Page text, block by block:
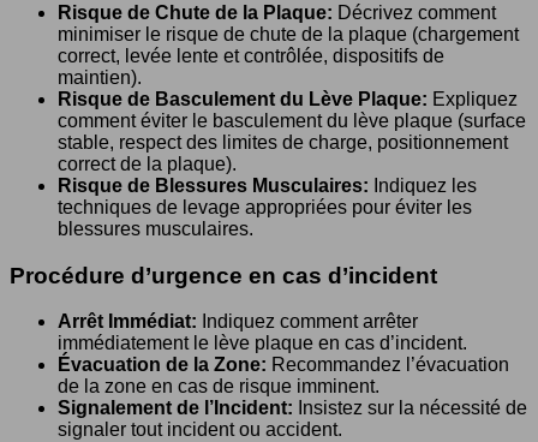
Risque de Chute de la Plaque: Décrivez comment
minimiser le risque de chute de la plaque (chargement
correct, levée lente et contrôlée, dispositifs de
maintien).
Risque de Basculement du Lève Plaque: Expliquez
comment éviter le basculement du lève plaque (surface
stable, respect des limites de charge, positionnement
correct de la plaque).
Risque de Blessures Musculaires: Indiquez les
techniques de levage appropriées pour éviter les
blessures musculaires.
Procédure d’urgence en cas d’incident
Arrêt Immédiat: Indiquez comment arrêter
immédiatement le lève plaque en cas d’incident.
Évacuation de la Zone: Recommandez l’évacuation
de la zone en cas de risque imminent.
Signalement de l’Incident: Insistez sur la nécessité de
signaler tout incident ou accident.